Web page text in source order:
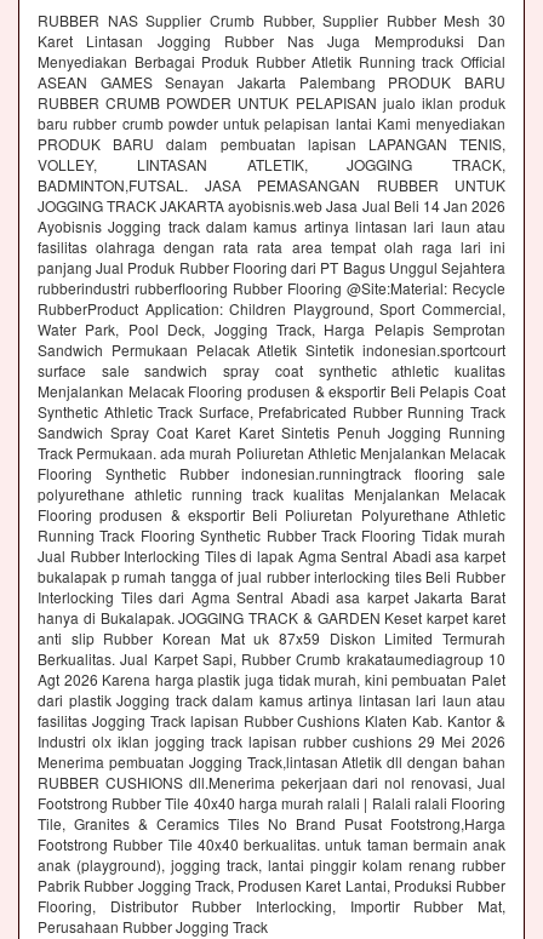
RUBBER NAS Supplier Crumb Rubber, Supplier Rubber Mesh 30
Karet Lintasan Jogging Rubber Nas Juga Memproduksi Dan
Menyediakan Berbagai Produk Rubber Atletik Running track Official
ASEAN GAMES Senayan Jakarta Palembang PRODUK BARU
RUBBER CRUMB POWDER UNTUK PELAPISAN jualo iklan produk
baru rubber crumb powder untuk pelapisan lantai Kami menyediakan
PRODUK BARU dalam pembuatan lapisan LAPANGAN TENIS,
VOLLEY, LINTASAN ATLETIK, JOGGING TRACK,
BADMINTON,FUTSAL. JASA PEMASANGAN RUBBER UNTUK
JOGGING TRACK JAKARTA ayobisnis.web Jasa Jual Beli 14 Jan 2026
Ayobisnis Jogging track dalam kamus artinya lintasan lari laun atau
fasilitas olahraga dengan rata rata area tempat olah raga lari ini
panjang Jual Produk Rubber Flooring dari PT Bagus Unggul Sejahtera
rubberindustri rubberflooring Rubber Flooring @Site:Material: Recycle
RubberProduct Application: Children Playground, Sport Commercial,
Water Park, Pool Deck, Jogging Track, Harga Pelapis Semprotan
Sandwich Permukaan Pelacak Atletik Sintetik indonesian.sportcourt
surface sale sandwich spray coat synthetic athletic kualitas
Menjalankan Melacak Flooring produsen & eksportir Beli Pelapis Coat
Synthetic Athletic Track Surface, Prefabricated Rubber Running Track
Sandwich Spray Coat Karet Karet Sintetis Penuh Jogging Running
Track Permukaan. ada murah Poliuretan Athletic Menjalankan Melacak
Flooring Synthetic Rubber indonesian.runningtrack flooring sale
polyurethane athletic running track kualitas Menjalankan Melacak
Flooring produsen & eksportir Beli Poliuretan Polyurethane Athletic
Running Track Flooring Synthetic Rubber Track Flooring Tidak murah
Jual Rubber Interlocking Tiles di lapak Agma Sentral Abadi asa karpet
bukalapak p rumah tangga of jual rubber interlocking tiles Beli Rubber
Interlocking Tiles dari Agma Sentral Abadi asa karpet Jakarta Barat
hanya di Bukalapak. JOGGING TRACK & GARDEN Keset karpet karet
anti slip Rubber Korean Mat uk 87x59 Diskon Limited Termurah
Berkualitas. Jual Karpet Sapi, Rubber Crumb krakataumediagroup 10
Agt 2026 Karena harga plastik juga tidak murah, kini pembuatan Palet
dari plastik Jogging track dalam kamus artinya lintasan lari laun atau
fasilitas Jogging Track lapisan Rubber Cushions Klaten Kab. Kantor &
Industri olx iklan jogging track lapisan rubber cushions 29 Mei 2026
Menerima pembuatan Jogging Track,lintasan Atletik dll dengan bahan
RUBBER CUSHIONS dll.Menerima pekerjaan dari nol renovasi, Jual
Footstrong Rubber Tile 40x40 harga murah ralali | Ralali ralali Flooring
Tile, Granites & Ceramics Tiles No Brand Pusat Footstrong,Harga
Footstrong Rubber Tile 40x40 berkualitas. untuk taman bermain anak
anak (playground), jogging track, lantai pinggir kolam renang rubber
Pabrik Rubber Jogging Track, Produsen Karet Lantai, Produksi Rubber
Flooring, Distributor Rubber Interlocking, Importir Rubber Mat,
Perusahaan Rubber Jogging Track